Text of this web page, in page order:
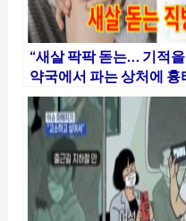
“새살 팍팍 돋는… 기적
약국에서 파는 상처에
대박 연고